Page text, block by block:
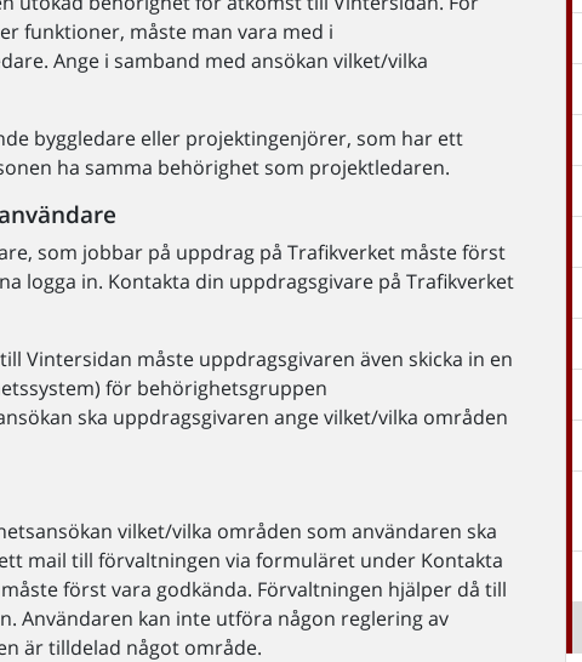
funktioner, måste man vara med i
Ange i samband med ansökan vilket/vilka
byggledare eller projektingenjörer, som har ett
ha samma behörighet som projektledaren.
som jobbar på uppdrag på Trafikverket måste först
logga in. Kontakta din uppdragsgivare på Trafikverket
Vintersidan måste uppdragsgivaren även skicka in en
för behörighetsgruppen
ska uppdragsgivaren ange vilket/vilka områden
vilket/vilka områden som användaren ska
mail till förvaltningen via formuläret under Kontakta
först vara godkända. Förvaltningen hjälper då till
Användaren kan inte utföra någon reglering av
är tilldelad något område.